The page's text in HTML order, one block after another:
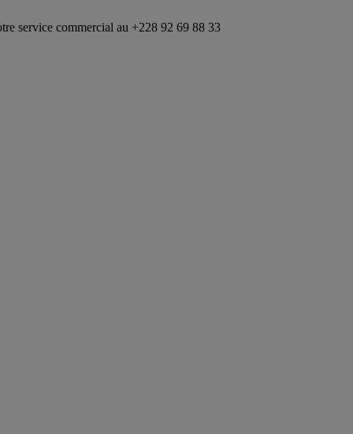
commercial au +228 92 69 88 33